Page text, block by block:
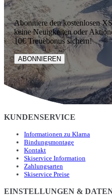
Abonniere den kostenlosen
keine Neuigkeiten oder
10€ Treuebonus sichern!
ABONNIEREN
KUNDENSERVICE
Informationen zu Klarna
Bindungsmontage
Kontakt
Skiservice Information
Zahlungsarten
Skiservice Preise
EINSTELLUNGEN &